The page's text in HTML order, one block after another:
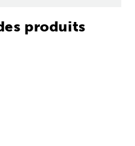
produits